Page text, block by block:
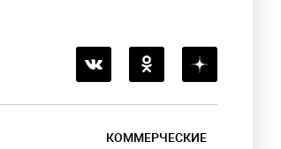
КОММЕРЧЕСКИЕ